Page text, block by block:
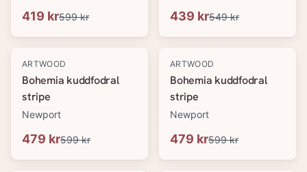
419 kr599 kr 439 kr549 kr
-20%
ARTWOOD
Bohemia kuddfodral
stripe
Newport
479 kr599 kr
-20%
ARTWOOD
Bohemia kuddfodral
stripe
Newport
479 kr599 kr